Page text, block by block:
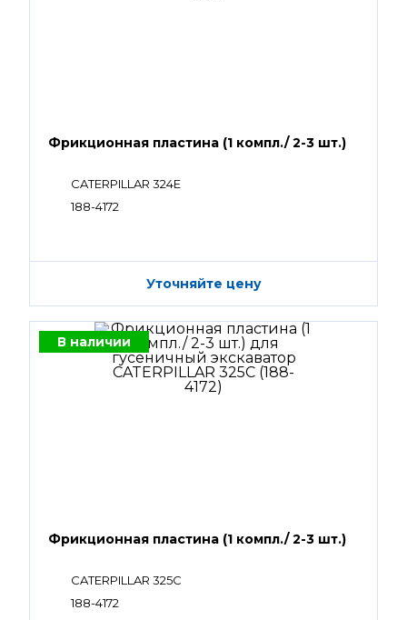
Фрикционная пластина (1 компл./ 2-3 шт.)
CATERPILLAR 324E
188-4172
Уточняйте цену
В наличии
Фрикционная пластина (1 компл./ 2-3 шт.)
CATERPILLAR 325C
188-4172